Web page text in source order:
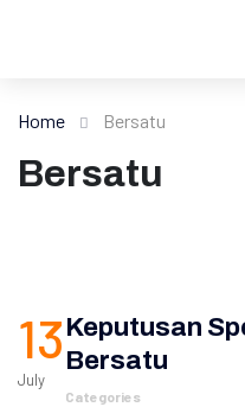
Home Bersatu
Bersatu
13
July
Keputusan
Bersatu
Categories